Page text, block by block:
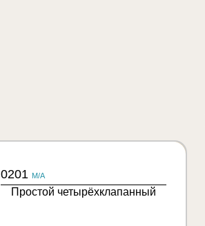
0201 M/A
Простой четырёхклапанный